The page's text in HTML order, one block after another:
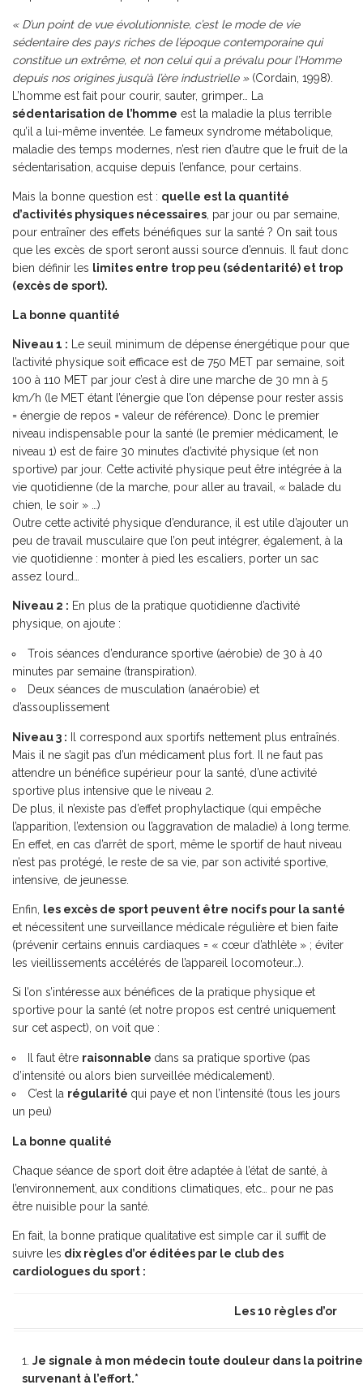
« D’un point de vue évolutionniste, c’est le mode de vie
sédentaire des pays riches de l’époque contemporaine qui
constitue un extrême, et non celui qui a prévalu pour l’Homme
depuis nos origines jusqu’à l’ère industrielle »(Cordain, 1998).
L’homme est fait pour courir, sauter, grimper… La
sédentarisation de l’homme est la maladie la plus terrible
qu’il a lui-même inventée. Le fameux syndrome métabolique,
maladie des temps modernes, n’est rien d’autre que le fruit de la
sédentarisation, acquise depuis l’enfance, pour certains.
Mais la bonne question est : quelle est la quantité
d’activités physiques nécessaires , par jour ou par semaine,
pour entraîner des effets bénéfiques sur la santé ? On sait tous
que les excès de sport seront aussi source d’ennuis. Il faut donc
bien définir les limites entre trop peu (sédentarité) et trop
(excès de sport).
La bonne quantité
Niveau 1 : Le seuil minimum de dépense énergétique pour que
l’activité physique soit efficace est de 750 MET par semaine, soit
100 à 110 MET par jour c’est à dire une marche de 30 mn à 5
km/h (le MET étant l’énergie que l’on dépense pour rester assis
= énergie de repos = valeur de référence). Donc le premier
niveau indispensable pour la santé (le premier médicament, le
niveau 1) est de faire 30 minutes d’activité physique (et non
sportive) par jour. Cette activité physique peut être intégrée à la
vie quotidienne (de la marche, pour aller au travail, « balade du
chien, le soir » …)
Outre cette activité physique d’endurance, il est utile d’ajouter un
peu de travail musculaire que l’on peut intégrer, également, à la
vie quotidienne : monter à pied les escaliers, porter un sac
assez lourd…
Niveau 2 : En plus de la pratique quotidienne d’activité
physique, on ajoute :
Trois séances d’endurance sportive (aérobie) de 30 à 40
minutes par semaine (transpiration).
Deux séances de musculation (anaérobie) et
d’assouplissement
Niveau 3 : Il correspond aux sportifs nettement plus entraînés.
Mais il ne s’agit pas d’un médicament plus fort. Il ne faut pas
attendre un bénéfice supérieur pour la santé, d’une activité
sportive plus intensive que le niveau 2.
De plus, il n’existe pas d’effet prophylactique (qui empêche
l’apparition, l’extension ou l’aggravation de maladie) à long terme.
En effet, en cas d’arrêt de sport, même le sportif de haut niveau
n’est pas protégé, le reste de sa vie, par son activité sportive,
intensive, de jeunesse.
Enfin,
les excès de sport peuvent être nocifs pour la santé
et nécessitent une surveillance médicale régulière et bien faite
(prévenir certains ennuis cardiaques = « cœur d’athlète » ; éviter
les vieillissements accélérés de l’appareil locomoteur…).
Si l’on s’intéresse aux bénéfices de la pratique physique et
sportive pour la santé (et notre propos est centré uniquement
sur cet aspect), on voit que :
Il faut être raisonnable dans sa pratique sportive (pas
d’intensité ou alors bien surveillée médicalement).
C’est la régularité qui paye et non l’intensité (tous les jours
un peu)
La bonne qualité
Chaque séance de sport doit être adaptée à l’état de santé, à
l’environnement, aux conditions climatiques, etc… pour ne pas
être nuisible pour la santé.
En fait, la bonne pratique qualitative est simple car il suffit de
suivre les dix règles d’or éditées par le club des
cardiologues du sport :
Les 10 règles d’or
Je signale à mon médecin toute douleur dans la
survenant à l’effort.*